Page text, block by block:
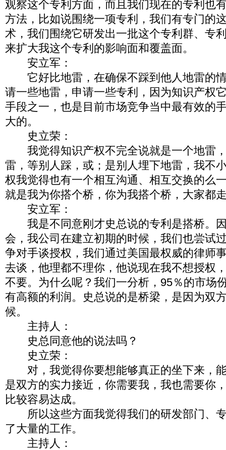
观察这个专利方面，而且我们现在的专利也
方法，比如说围绕一项专利，我们有专门的
术，我们围绕它研发出一批这个专利群、专
来扩大我这个专利的影响面和覆盖面。
安立军：
它好比地雷，在确保不踩到他人地雷的
请一些地雷，申请一些专利，因为知识产权
手段之一，也是目前市场竞争当中最有效的
大的。
史立荣：
我觉得知识产权不完全说就是一个地雷
雷，等别人踩，或；是别人埋下地雷，我不
权我觉得也有一个相互沟通、相互交换的么
就是我为你搭个桥，你为我搭个桥，大家都
安立军：
我是不同意刚才史总说的专利是搭桥。
会，我公司在建立初期的时候，我们也尝试
争对手谈授权，我们通过美国最权威的律师
去谈，他理都不理你，他说现在我不想授权
不要。为什么呢？我们一分析，95％的市场
有高额的利润。史总说的是桥梁，是因为双
候。
主持人：
史总同意他的说法吗？
史立荣：
对，我觉得你要想能够真正的坐下来，
是双方的实力接近，你需要我，我也需要你
比较容易达成。
所以这些方面我觉得我们的研发部门、
了大量的工作。
主持人：